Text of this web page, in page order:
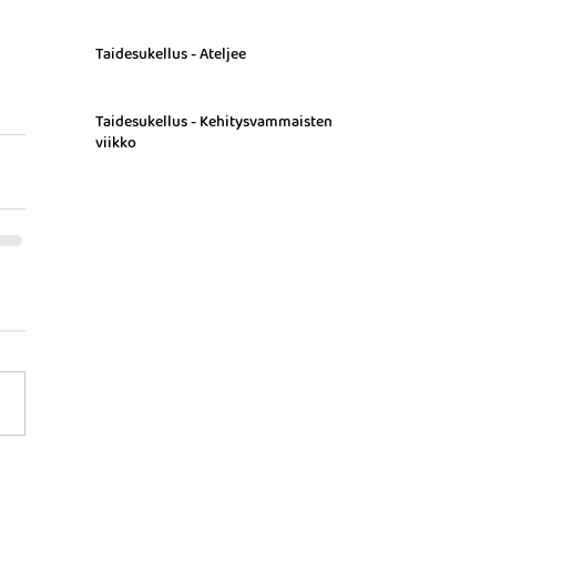
Taidesukellus - Ateljee
Taidesukellus - Kehitysvammaisten
viikko